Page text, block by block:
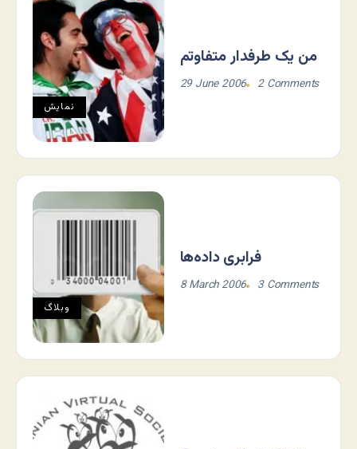
نمايش
من یک طرفدار متفاوتم
29 June 2006 2 Comments
وبلاگ
فرابری داده‌ها
8 March 2006 3 Comments